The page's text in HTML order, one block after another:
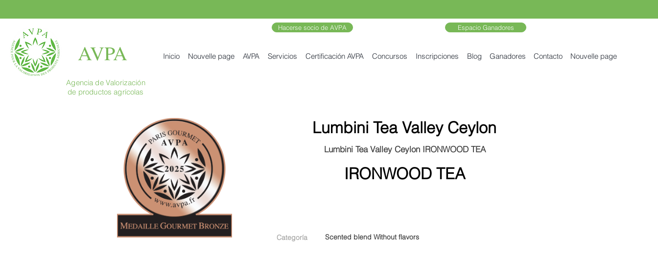
AVPA
Hacerse socio de AVPA Espacio Ganadores
Inicio Nouvelle page AVPA Servicios Certificación AVPA Concursos Inscripciones Blog Ganadores Contacto Nouvelle page
Agencia de Valorización
de productos agrícolas
Lumbini Tea Valley Ceylon
Lumbini Tea Valley Ceylon IRONWOOD TEA
IRONWOOD TEA
Categoría Scented blend Without flavors